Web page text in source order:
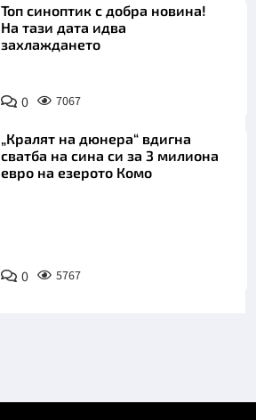
Топ синоптик с добра новина!
На тази дата идва
захлаждането
0 7067
„Кралят на дюнера“ вдигна
сватба на сина си за 3 милиона
евро на езерото Комо
0 5767